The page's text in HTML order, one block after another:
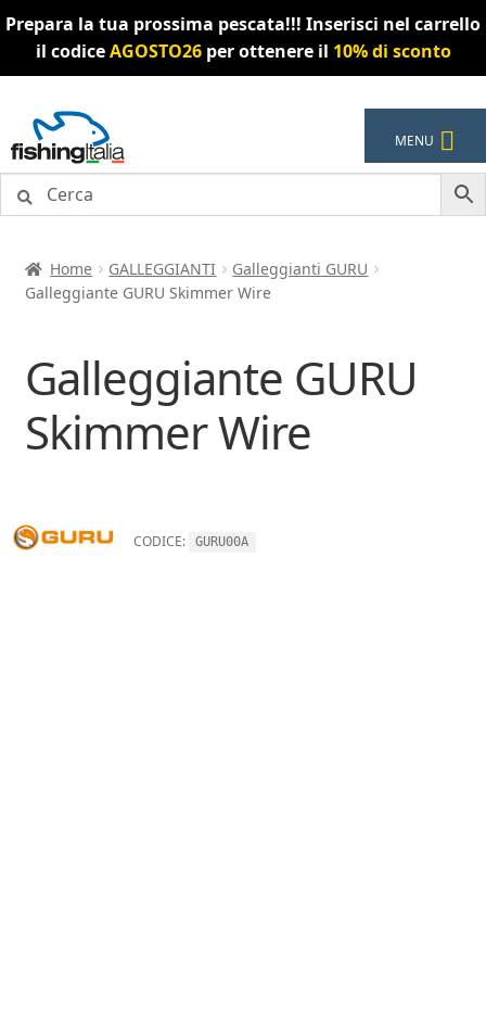
Prepara la tua prossima pescata!!! Inserisci nel carrello
il codiceAGOSTO26per ottenere il 10% di sconto
alla
navigazione
al
contenuto
MENU
Home GALLEGGIANTI
Galleggianti GURU
Galleggiante GURU Skimmer Wire
Galleggiante GURU
Skimmer Wire
CODICE: GURU00A